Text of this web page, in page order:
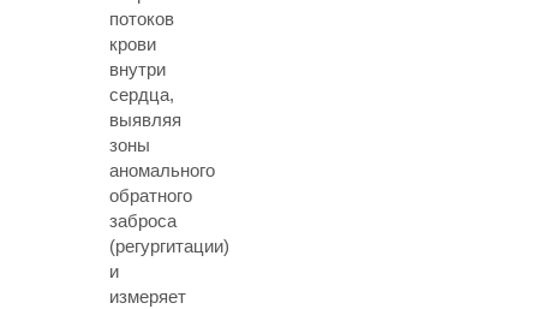
потоков
крови
внутри
сердца,
выявляя
зоны
аномального
обратного
заброса
(регургитации)
и
измеряет